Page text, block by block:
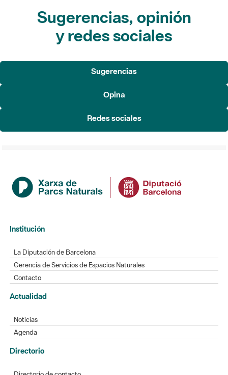
Sugerencias, opinión
y redes sociales
Sugerencias
Opina
Redes sociales
Institución
La Diputación de Barcelona
Gerencia de Servicios de Espacios Naturales
Contacto
Actualidad
Noticias
Agenda
Directorio